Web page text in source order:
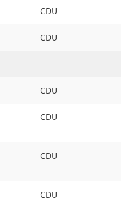
CDU
CDU
CDU
CDU
CDU
CDU